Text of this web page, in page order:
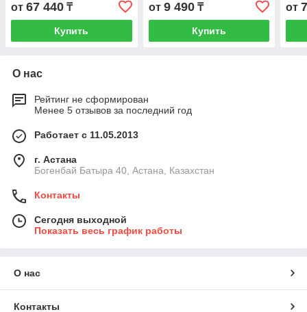
от 67 440 ₸
Купить
от 9 490₸
Купить
от
О нас
Рейтинг не сформирован
Менее 5 отзывов за последний год
Работает с 11.05.2013
г. Астана
Богенбай Батыра 40, Астана, Казахстан
Контакты
Сегодня выходной
Показать весь график работы
О нас
Контакты